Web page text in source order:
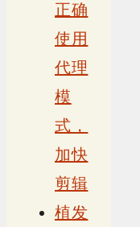
正确
使用
代理
模
式，
加快
剪辑
植发